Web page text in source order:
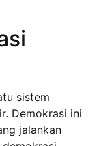
sistem
Demokrasi ini
jalankan